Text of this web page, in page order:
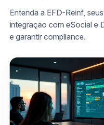
Entenda a EFD-Reinf,
integração com eSocial e
e garantir compliance.